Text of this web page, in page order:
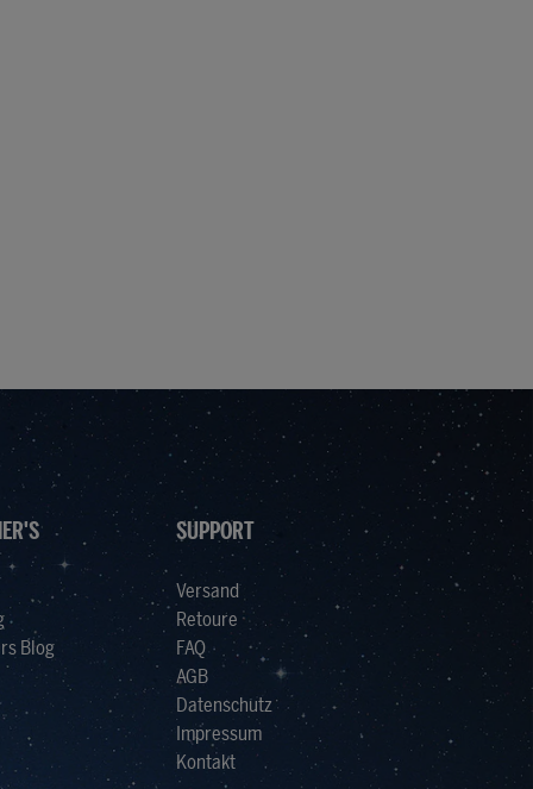
Blog
SUPPORT
Versand
Retoure
FAQ
AGB
Datenschutz
Impressum
Kontakt